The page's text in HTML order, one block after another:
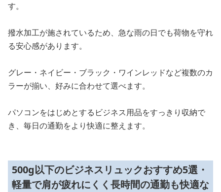
す。
撥水加工が施されているため、急な雨の日でも荷物を守れ
る安心感があります。
グレー・ネイビー・ブラック・ワインレッドなど複数のカ
ラーが揃い、好みに合わせて選べます。
パソコンをはじめとするビジネス用品をすっきり収納で
き、毎日の通勤をより快適に整えます。
500g以下のビジネスリュックおすすめ5選・
軽量で肩が疲れにくく長時間の通勤も快適な